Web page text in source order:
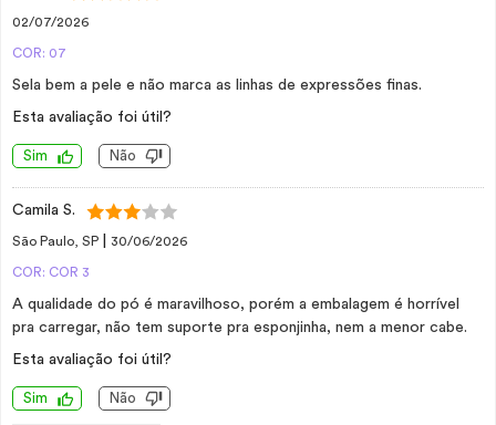
02/07/2026
COR: 07
Sela bem a pele e não marca as linhas de expressões finas.
Esta avaliação foi útil?
Sim Não
Camila S.
São Paulo, SP 30/06/2026
COR: COR 3
A qualidade do pó é maravilhoso, porém a embalagem é horrível
pra carregar, não tem suporte pra esponjinha, nem a menor cabe.
Esta avaliação foi útil?
Sim Não